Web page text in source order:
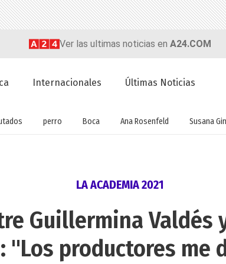
Ver las ultimas noticias en A24.COM
Internacionales Últimas Noticias
perro Boca Ana Rosenfeld Susana
LA ACADEMIA 2021
Guillermina Valdés
"Los productores me